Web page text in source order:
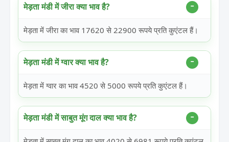
मेड़ता मंडी में जीरा क्या भाव है?
मेड़ता में जीरा का भाव 17620 से 22900 रूपये प्रति कुएंटल हैं।
मेड़ता मंडी में ग्वार क्या भाव है?
मेड़ता में ग्वार का भाव 4520 से 5000 रूपये प्रति कुएंटल हैं।
मेड़ता मंडी में साबुत मूंग दाल क्या भाव है?